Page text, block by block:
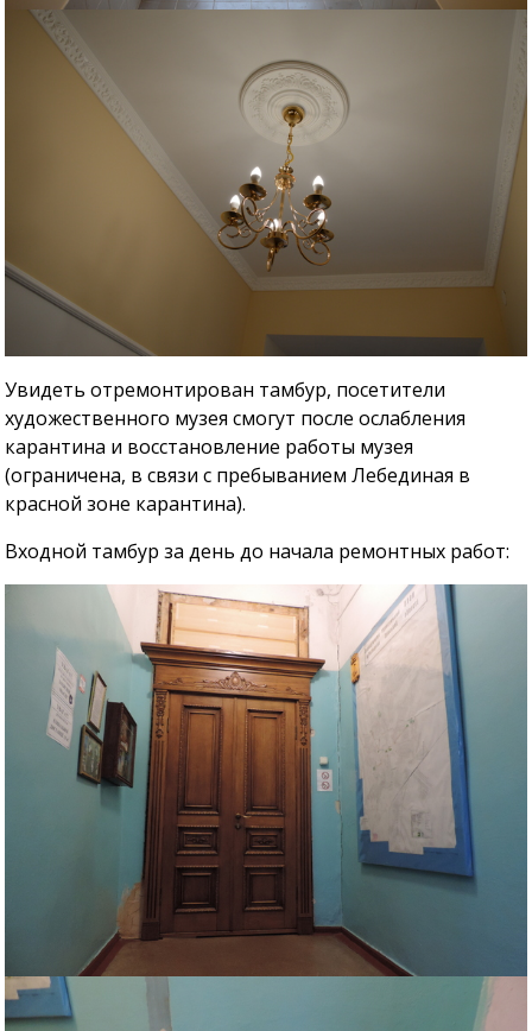
Увидеть отремонтирован тамбур, посетители
художественного музея смогут после ослабления
карантина и восстановление работы музея
(ограничена, в связи с пребыванием Лебединая в
красной зоне карантина).
Входной тамбур за день до начала ремонтных работ: